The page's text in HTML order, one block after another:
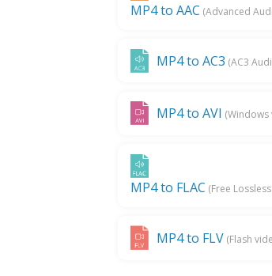
MP4 to AAC (Advanced
MP4 to AC3 (AC3
MP4 to AVI
MP4 to FLAC (Free
MP4 to FLV (Flash